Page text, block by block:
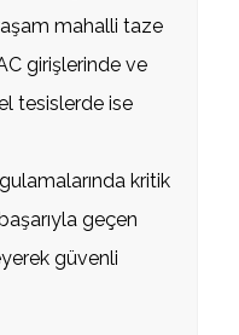
mahalli taze
girişlerinde ve
tesislerde ise
kritik
geçen
güvenli